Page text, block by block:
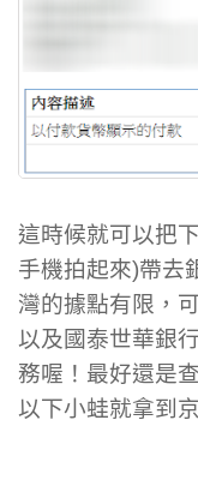
這時候就可以把
手機拍起來)帶去
灣的據點有限，
以及國泰世華銀
務喔！最好還是
以下小蛙就拿到